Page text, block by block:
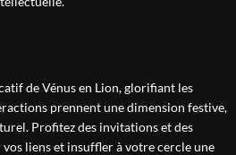
de Vénus en Lion, glorifiant les
prennent une dimension festive,
Profitez des invitations et des
liens et insuffler à votre cercle une